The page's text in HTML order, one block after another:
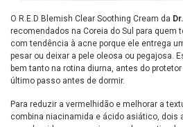
O R.E.D Blemish Clear Soothing Cream da
recomendados na Coreia do Sul para quem
com tendência à acne porque ele entrega
pesar ou deixar a pele oleosa ou pegajosa.
bem tanto na rotina diurna, antes do
último passo antes de dormir.
Para reduzir a vermelhidão e melhorar a
combina niacinamida e ácido asiático, dois